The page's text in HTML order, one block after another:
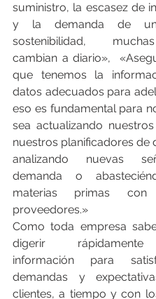
suministro, la escasez de
y la demanda de
sostenibilidad,
cambian a diario»,
que tenemos la
datos adecuados para
eso es fundamental para
sea actualizando
nuestros planificadores de
analizando nuevas
demanda o
materias primas con
proveedores.»
Como toda empresa
digerir
información para
demandas y
clientes, a tiempo y con